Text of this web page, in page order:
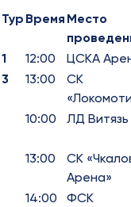
Тур Время Место
1 12:00
ЦСКА
3 13:00
СК
10:00 ЛД Витязь
13:00
СК
Арена»
14:00
ФСК